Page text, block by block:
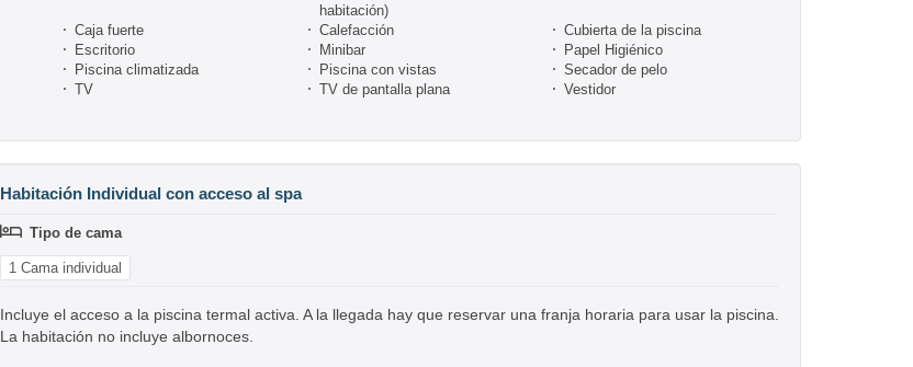
habitación)
Caja fuerte Calefacción
Cubierta de la piscina
Escritorio Minibar
Papel Higiénico
Piscina climatizada Piscina con vistas
Secador de pelo
TV TV de pantalla plana
Vestidor
Habitación Individual con acceso al spa
Tipo de cama
1 Cama individual
Incluye el acceso a la piscina termal activa. A la llegada hay que reservar una franja horaria para usar la piscina.
La habitación no incluye albornoces.